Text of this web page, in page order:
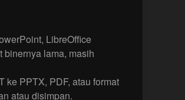
LibreOffice
binernya lama, masih
ke PPTX, PDF, atau format
atau disimpan.